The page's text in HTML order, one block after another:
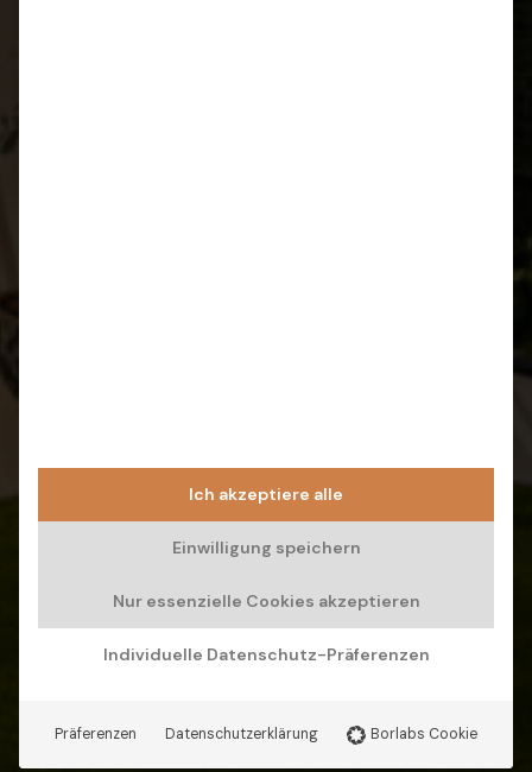
Ich akzeptiere alle
Einwilligung speichern
Nur essenzielle Cookies akzeptieren
Individuelle Datenschutz-Präferenzen
Präferenzen Datenschutzerklärung Borlabs Cookie